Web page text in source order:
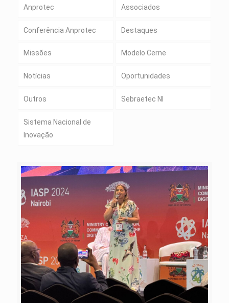
Anprotec Associados
Conferência Anprotec Destaques
Missões Modelo Cerne
Notícias Oportunidades
Outros Sebraetec NI
Sistema Nacional de
Inovação